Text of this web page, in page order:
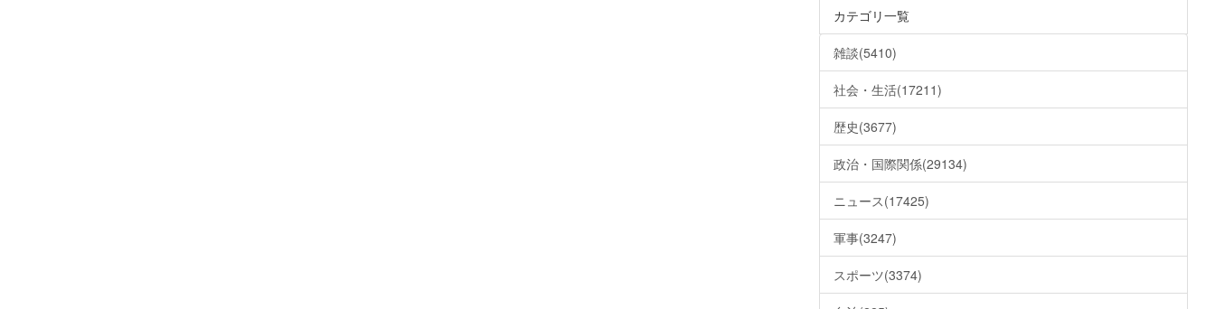
カテゴリ一覧
雑談(5410)
社会・生活(17211)
歴史(3677)
政治・国際関係(29134)
ニュース(17425)
軍事(3247)
スポーツ(3374)